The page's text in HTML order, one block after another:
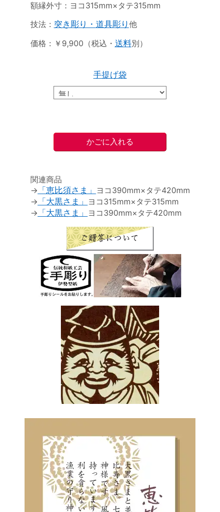
額縁外寸：ヨコ315mm×タテ315mm
技法： 突き彫り・ 道具彫り 他
価格：￥9,900（税込・ 送料別）
手提げ袋
関連商品
→ 「恵比須さま」 ヨコ390mm×タテ420mm
→ 「大黒さま」 ヨコ315mm×タテ315mm
→ 「大黒さま」 ヨコ390mm×タテ420mm